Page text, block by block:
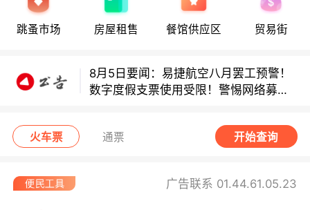
跳蚤市场 房屋租售 餐馆供应区 贸易街
8月5日要闻：易捷航空八月罢工预警！
数字度假支票使用受限！警惕网络募捐
8月5日要闻：易捷航空八月罢工预警！
数字度假支票使用受限！警惕网络募捐
骗局！
数字度假支票使用受限！警惕网络募捐
火车票 通票 开始查询
广告联系 01.44.61.05.23